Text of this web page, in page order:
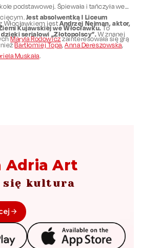
podstawowej. Śpiewała i tańczyła we
Jest absolwentką I Liceum
Kujawskiej we Włocławku.To
Maryla Rodowiczzainteresowała się grą
Włocławkiem jestAndrzej Nejman, aktor,
serialowi „Złotopolscy”. W znanej
Bartłomiej Topa, Anna Dereszowska,
Muskała.
Adria Art
się kultura